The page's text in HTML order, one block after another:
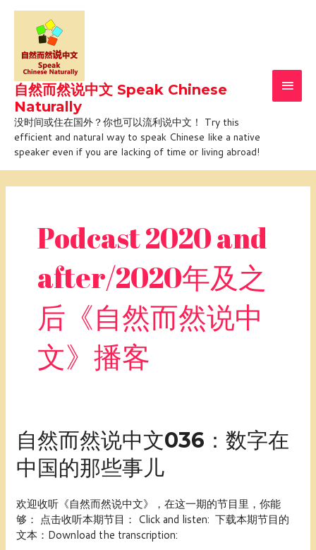
Skip
content
自然而然说中文 Speak Chinese
Naturally
没时间或住在国外？你也可以流利说中文！ Try this
efficient and natural way to speak Chinese like a native
speaker even if you are lacking of time or living abroad!
Podcast 2020 and
after/2020年及之
后《自然而然说中
文》播客
自然而然说中文036：数字在
中国的那些事儿
欢迎收听《自然而然说中文》，在这一期的节目里，你能
够： 点击收听本期节目： Click and listen: 下载本期节目的
文本：Download the transcription:
自
然
而
然
中
文
036：